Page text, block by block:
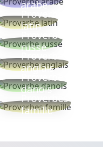
arabe
Proverbe
latin
Proverbe
russe
Proverbe
anglais
Proverbe
danois
Proverbes
famille